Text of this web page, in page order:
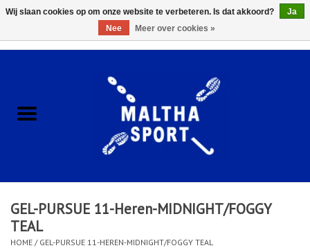
ACCESSOIRES/HARDWARE
KLEDING
CLUBSHOPS
GEL-PURSUE 11-Heren-MIDNIGHT/FOGGY
TEAL
HOME / GEL-PURSUE 11-HEREN-MIDNIGHT/FOGGY TEAL
Wij slaan cookies op om onze website te verbeteren. Is dat akkoord?
Ja
Nee
Meer over cookies »